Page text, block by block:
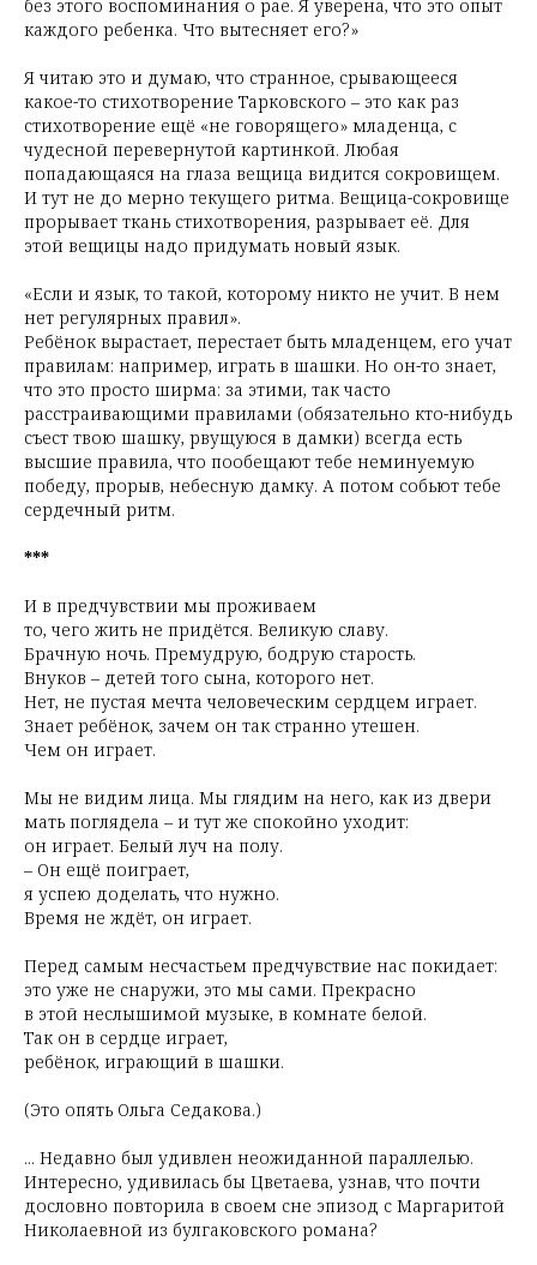
без этого воспоминания о рае. Я уверена, что это опыт
каждого ребенка. Что вытесняет его?»
Я читаю это и думаю, что странное, срывающееся
какое-то стихотворение Тарковского – это как раз
стихотворение ещё «не говорящего» младенца, с
чудесной перевернутой картинкой. Любая
попадающаяся на глаза вещица видится сокровищем.
И тут не до мерно текущего ритма. Вещица-сокровище
прорывает ткань стихотворения, разрывает её. Для
этой вещицы надо придумать новый язык.
«Если и язык, то такой, которому никто не учит. В нем
нет регулярных правил».
Ребёнок вырастает, перестает быть младенцем, его учат
правилам: например, играть в шашки. Но он-то знает,
что это просто ширма: за этими, так часто
расстраивающими правилами (обязательно кто-нибудь
съест твою шашку, рвущуюся в дамки) всегда есть
высшие правила, что пообещают тебе неминуемую
победу, прорыв, небесную дамку. А потом собьют тебе
сердечный ритм.
***
И в предчувствии мы проживаем
то, чего жить не придётся. Великую славу.
Брачную ночь. Премудрую, бодрую старость.
Внуков – детей того сына, которого нет.
Нет, не пустая мечта человеческим сердцем играет.
Знает ребёнок, зачем он так странно утешен.
Чем он играет.
Мы не видим лица. Мы глядим на него, как из двери
мать поглядела – и тут же спокойно уходит:
он играет. Белый луч на полу.
– Он ещё поиграет,
я успею доделать, что нужно.
Время не ждёт, он играет.
Перед самым несчастьем предчувствие нас покидает:
это уже не снаружи, это мы сами. Прекрасно
в этой неслышимой музыке, в комнате белой.
Так он в сердце играет,
ребёнок, играющий в шашки.
(Это опять Ольга Седакова.)
... Недавно был удивлен неожиданной параллелью.
Интересно, удивилась бы Цветаева, узнав, что почти
дословно повторила в своем сне эпизод с Маргаритой
Николаевной из булгаковского романа?